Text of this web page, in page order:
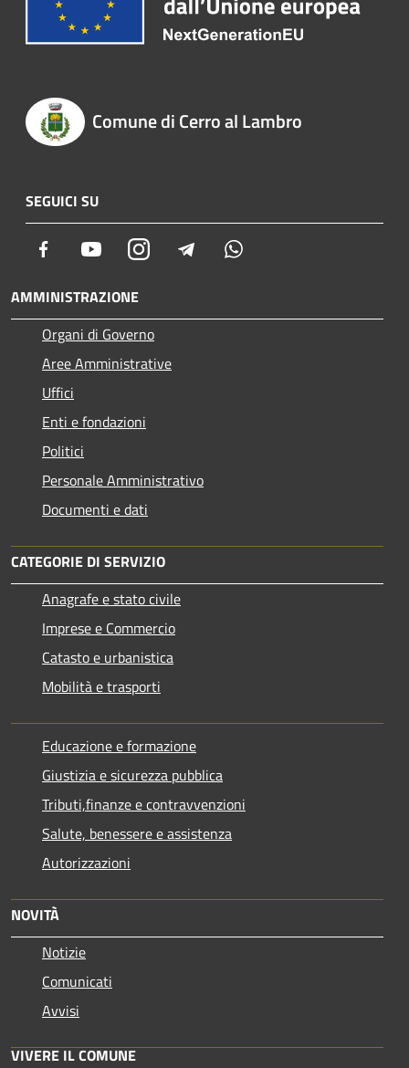
Comune di Cerro al Lambro
SEGUICI SU
Facebook YoutubeInstagram Telegram
AMMINISTRAZIONE
Organi di Governo
Aree Amministrative
Uffici
Enti e fondazioni
Politici
Personale Amministrativo
Documenti e dati
CATEGORIE DI SERVIZIO
Anagrafe e stato civile
Imprese e Commercio
Catasto e urbanistica
Mobilità e trasporti
Educazione e formazione
Giustizia e sicurezza pubblica
Tributi,finanze e contravvenzioni
Salute, benessere e assistenza
Autorizzazioni
NOVITÀ
Notizie
Comunicati
Avvisi
VIVERE IL COMUNE